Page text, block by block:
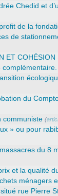
Chedid et
de la
de
ET COHÉSION
complémentaire.
du
communiste (
» ou pour
du 8
et la qualité
ménagers
rue Pierre